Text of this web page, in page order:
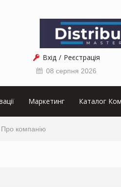
Вхід Реєстрація
08 серпня 2026
Маркетинг Каталог
Про компанію